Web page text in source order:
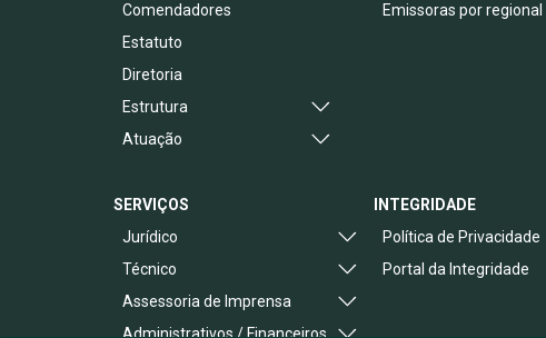
Comendadores
Estatuto
Diretoria
Estrutura
Atuação
Emissoras por regional
SERVIÇOS
Jurídico
Técnico
Assessoria de Imprensa
Administrativos / Financeiros
INTEGRIDADE
Política de Privacidade
Portal da Integridade